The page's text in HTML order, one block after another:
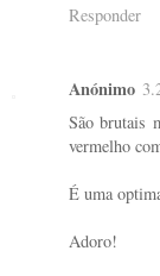
Responder
Anónimo
São brutais
vermelho
É uma
Adoro!